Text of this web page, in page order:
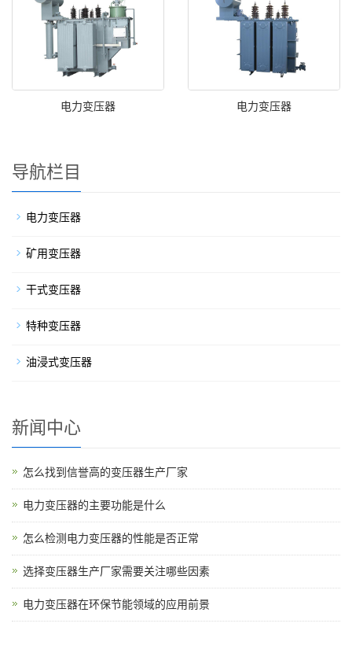
电力变压器 电力变压器
导航栏目
电力变压器
矿用变压器
干式变压器
特种变压器
油浸式变压器
新闻中心
怎么找到信誉高的变压器生产厂家
电力变压器的主要功能是什么
怎么检测电力变压器的性能是否正常
选择变压器生产厂家需要关注哪些因素
电力变压器在环保节能领域的应用前景